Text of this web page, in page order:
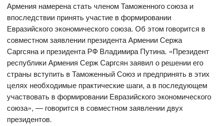
Армения намерена стать членом Таможенного союза и
впоследствии принять участие в формировании
Евразийского экономического союза. Об этом говорится в
совместном заявлении президента Армении Сержа
Саргсяна и президента РФ Владимира Путина. «Президент
республики Армения Серж Саргсян заявил о решении его
страны вступить в Таможенный Союз и предпринять в этих
целях необходимые практические шаги, а в последующем
участвовать в формировании Евразийского экономического
союза», — говорится в совместном заявлении двух
президентов.